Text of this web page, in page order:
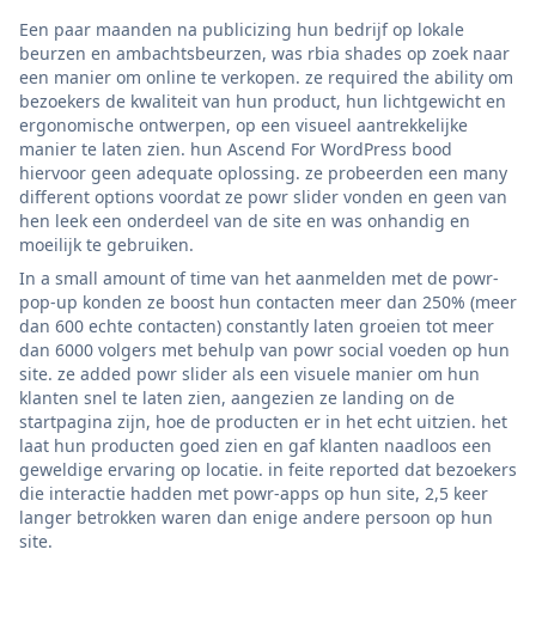
Een paar maanden na publicizing hun bedrijf op lokale
beurzen en ambachtsbeurzen, was rbia shades op zoek naar
een manier om online te verkopen. ze required the ability om
bezoekers de kwaliteit van hun product, hun lichtgewicht en
ergonomische ontwerpen, op een visueel aantrekkelijke
manier te laten zien. hun Ascend For WordPress bood
hiervoor geen adequate oplossing. ze probeerden een many
different options voordat ze powr slider vonden en geen van
hen leek een onderdeel van de site en was onhandig en
moeilijk te gebruiken.
In a small amount of time van het aanmelden met de powr-
pop-up konden ze boost hun contacten meer dan 250% (meer
dan 600 echte contacten) constantly laten groeien tot meer
dan 6000 volgers met behulp van powr social voeden op hun
site. ze added powr slider als een visuele manier om hun
klanten snel te laten zien, aangezien ze landing on de
startpagina zijn, hoe de producten er in het echt uitzien. het
laat hun producten goed zien en gaf klanten naadloos een
geweldige ervaring op locatie. in feite reported dat bezoekers
die interactie hadden met powr-apps op hun site, 2,5 keer
langer betrokken waren dan enige andere persoon op hun
site.